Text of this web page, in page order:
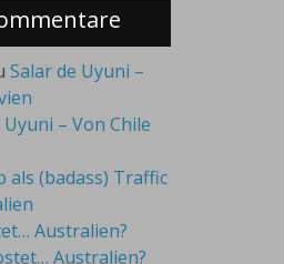
Salar de Uyuni –
– Von Chile
als (badass) Traffic
Australien?
Australien?